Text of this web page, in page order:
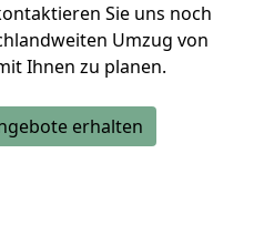
Sie uns noch
Umzug von
Ihnen zu planen.
erhalten